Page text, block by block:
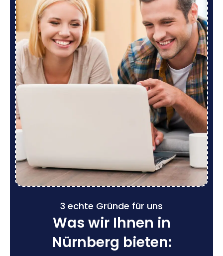
3 echte Gründe für uns
Was wir Ihnen in
Nürnberg bieten: